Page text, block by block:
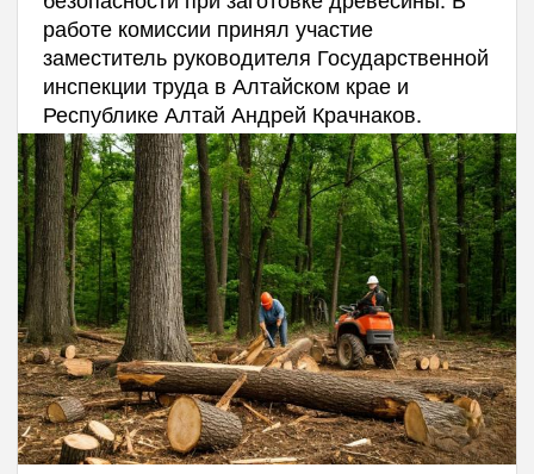
работе комиссии принял участие
заместитель руководителя Государственной
инспекции труда в Алтайском крае и
Республике Алтай Андрей Крачнаков.